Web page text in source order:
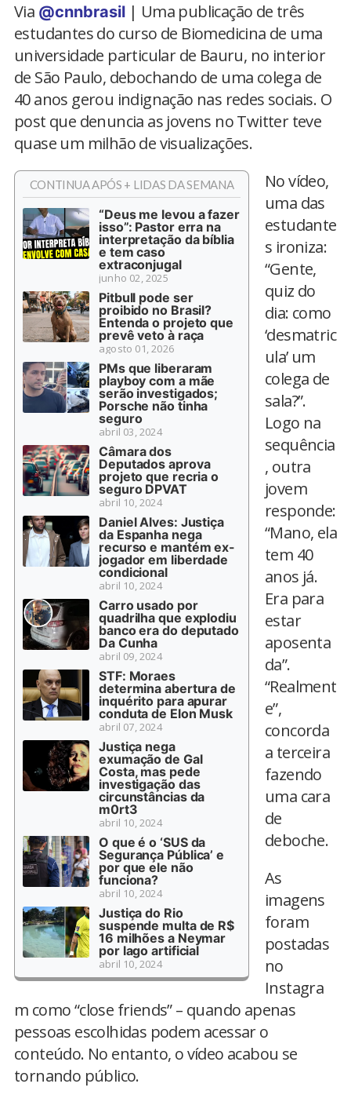
Via @cnnbrasil| Uma publicação de três
estudantes do curso de Biomedicina de uma
universidade particular de Bauru, no interior
de São Paulo, debochando de uma colega de
40 anos gerou indignação nas redes sociais. O
post que denuncia as jovens no Twitter teve
quase um milhão de visualizações.
CONTINUA APÓS + LIDAS DA SEMANA
“Deus me levou a fazer
isso”: Pastor erra na
interpretação da bíblia
e tem caso
extraconjugal
junho 02, 2025
Pitbull pode ser
proibido no Brasil?
Entenda o projeto que
prevê veto à raça
agosto 01, 2026
PMs que liberaram
playboy com a mãe
serão investigados;
Porsche não tinha
seguro
abril 03, 2024
Câmara dos
Deputados aprova
projeto que recria o
seguro DPVAT
abril 10, 2024
Daniel Alves: Justiça
da Espanha nega
recurso e mantém ex-
jogador em liberdade
condicional
abril 10, 2024
Carro usado por
quadrilha que explodiu
banco era do deputado
Da Cunha
abril 09, 2024
STF: Moraes
determina abertura de
inquérito para apurar
conduta de Elon Musk
abril 07, 2024
Justiça nega
exumação de Gal
Costa, mas pede
investigação das
circunstâncias da
m0rt3
abril 10, 2024
O que é o ‘SUS da
Segurança Pública’ e
por que ele não
funciona?
abril 10, 2024
Justiça do Rio
suspende multa de R$
16 milhões a Neymar
por lago artificial
abril 10, 2024
No vídeo,
uma das
estudante
s ironiza:
“Gente,
quiz do
dia: como
‘desmatric
ula’ um
colega de
sala?”.
Logo na
sequência
, outra
jovem
responde:
“Mano, ela
tem 40
anos já.
Era para
estar
aposenta
da”.
“Realment
e”,
concorda
a terceira
fazendo
uma cara
de
deboche.
As
imagens
foram
postadas
no
Instagra
m como “close friends” – quando apenas
pessoas escolhidas podem acessar o
conteúdo. No entanto, o vídeo acabou se
tornando público.